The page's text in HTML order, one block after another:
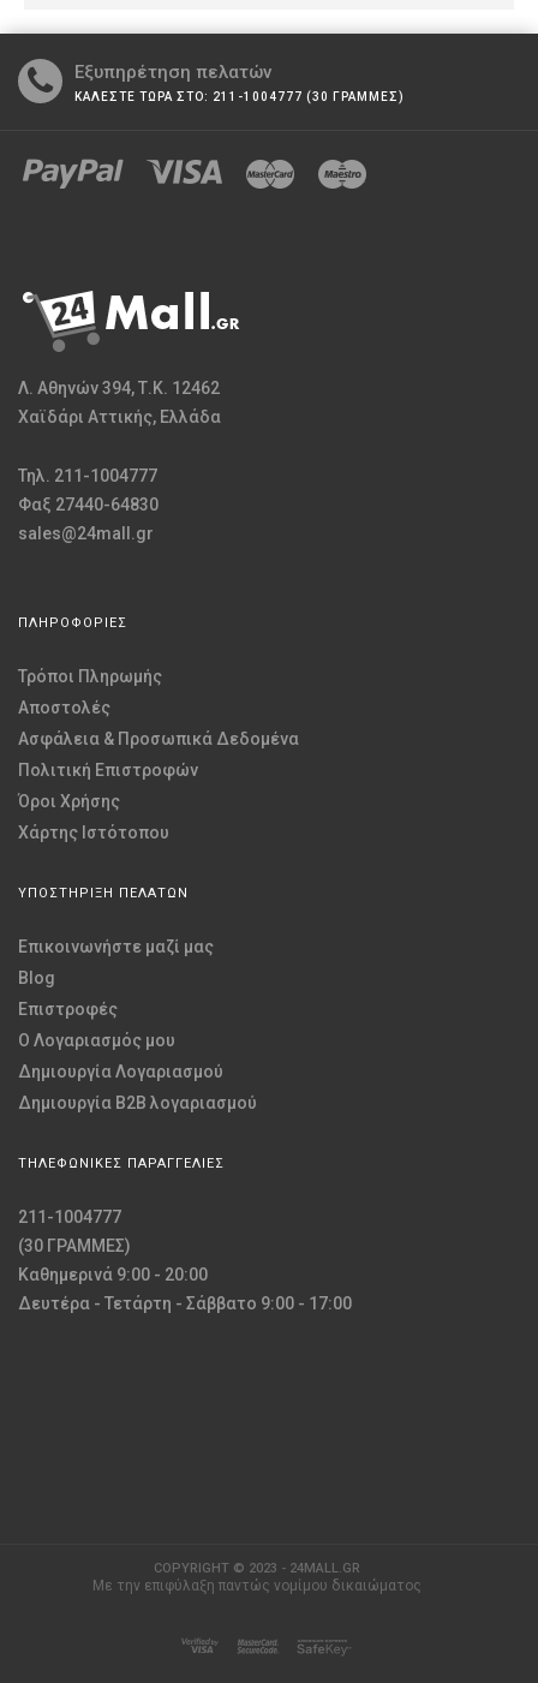
Εξυπηρέτηση πελατών
ΚΑΛΕΣΤΕ ΤΩΡΑ ΣΤΟ: 211-1004777 (30 ΓΡΑΜΜΕΣ)
Λ. Αθηνών 394, Τ.Κ. 12462
Χαϊδάρι Αττικής, Ελλάδα
Τηλ. 211-1004777
Φαξ 27440-64830
sales@24mall.gr
ΠΛΗΡΟΦΟΡΙΕΣ
Τρόποι Πληρωμής
Αποστολές
Ασφάλεια & Προσωπικά Δεδομένα
Πολιτική Επιστροφών
Όροι Χρήσης
Χάρτης Ιστότοπου
ΥΠΟΣΤΗΡΙΞΗ ΠΕΛΑΤΩΝ
Επικοινωνήστε μαζί μας
Blog
Επιστροφές
O Λογαριασμός μου
Δημιουργία Λογαριασμού
Δημιουργία B2B λογαριασμού
ΤΗΛΕΦΩΝΙΚΕΣ ΠΑΡΑΓΓΕΛΙΕΣ
211-1004777
(30 ΓΡΑΜΜΕΣ)
Καθημερινά 9:00 - 20:00
Δευτέρα - Τετάρτη - Σάββατο 9:00 - 17:00
COPYRIGHT © 2023 - 24MALL.GR
Με την επιφύλαξη παντώς νομίμου δικαιώματος